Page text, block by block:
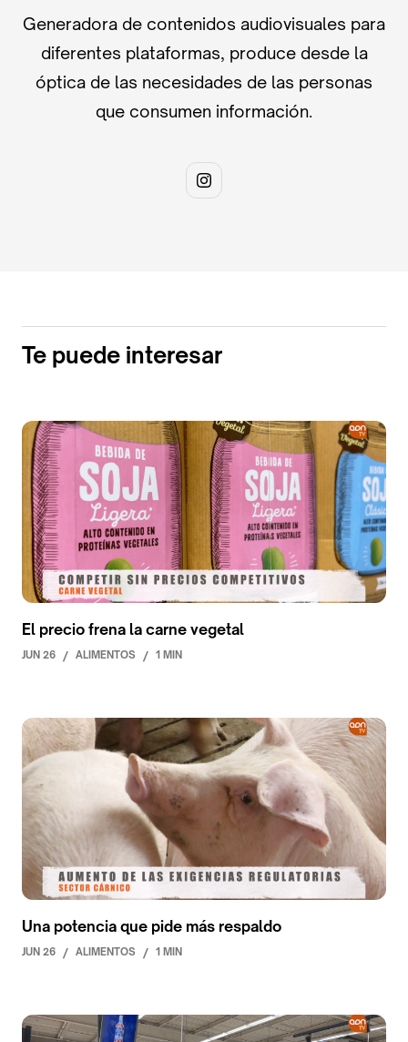
Generadora de contenidos audiovisuales para
diferentes plataformas, produce desde la
óptica de las necesidades de las personas
que consumen información.
Te puede interesar
El precio frena la carne vegetal
JUN 26 / ALIMENTOS / 1 MIN
Una potencia que pide más respaldo
JUN 26 / ALIMENTOS / 1 MIN